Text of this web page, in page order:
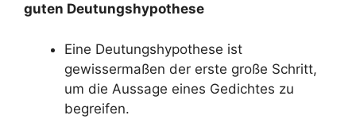
guten Deutungshypothese
Eine Deutungshypothese ist
gewissermaßen der erste große Schritt,
um die Aussage eines Gedichtes zu
begreifen.